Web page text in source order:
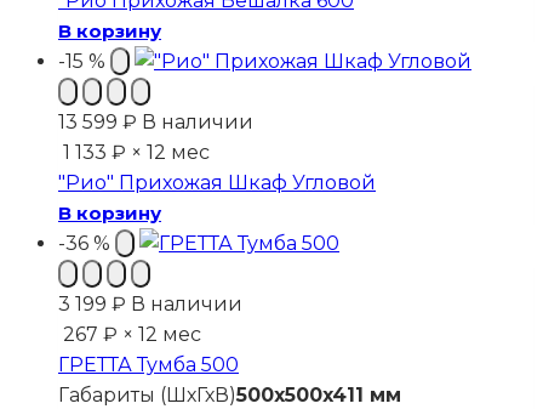
В корзину
-15 %
13 599 ₽ В наличии
1 133 ₽ × 12 мес
"Рио" Прихожая Шкаф Угловой
В корзину
-36 %
3 199 ₽ В наличии
267 ₽ × 12 мес
ГРЕТТА Тумба 500
Габариты (ШхГхВ)500x500x411 мм